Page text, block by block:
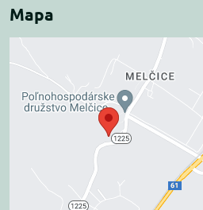
Mapa
Externý obsah je
blokovaný Voľbami
súkromia
Prajete si načítať externý obsah?
Povoliť tentokrát